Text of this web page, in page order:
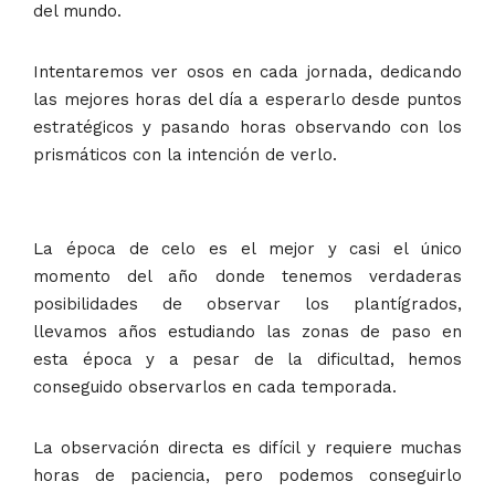
del mundo.
Intentaremos ver osos en cada jornada, dedicando
las mejores horas del día a esperarlo desde puntos
estratégicos y pasando horas observando con los
prismáticos con la intención de verlo.
La época de celo es el mejor y casi el único
momento del año donde tenemos verdaderas
posibilidades de observar los plantígrados,
llevamos años estudiando las zonas de paso en
esta época y a pesar de la dificultad, hemos
conseguido observarlos en cada temporada.
La observación directa es difícil y requiere muchas
horas de paciencia, pero podemos conseguirlo